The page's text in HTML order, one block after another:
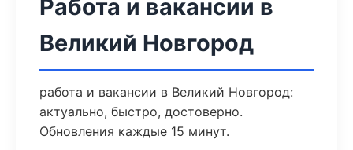
Работа и вакансии в
Великий Новгород
работа и вакансии в Великий Новгород:
актуально, быстро, достоверно.
Обновления каждые 15 минут.